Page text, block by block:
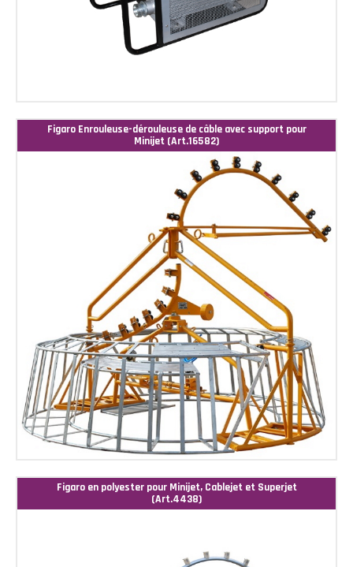
Figaro Enrouleuse-dérouleuse de câble avec support pour
Minijet (Art.16582)
Figaro en polyester pour Minijet, Cablejet et Superjet
(Art.4438)